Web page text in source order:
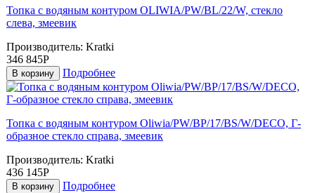
Топка с водяным контуром OLIWIA/PW/BL/22/W, стекло
слева, змеевик
Производитель: Kratki
346 845Р
В корзину Подробнее
Топка с водяным контуром Oliwia/PW/BP/17/BS/W/DECO, Г-
образное стекло справа, змеевик
Производитель: Kratki
436 145Р
В корзину Подробнее